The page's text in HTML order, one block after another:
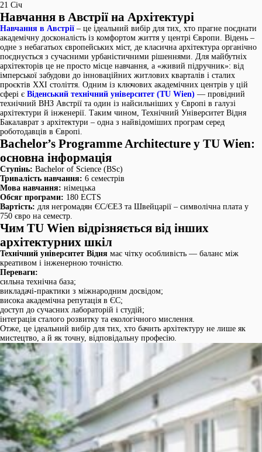
21 Січ
Навчання в Австрії на Архітектурі
Навчання в Австрії – це ідеальний вибір для тих, хто прагне поєднати
академічну досконалість із комфортом життя у центрі Європи. Відень –
одне з небагатьох європейських міст, де класична архітектура органічно
поєднується з сучасними урбаністичними рішеннями. Для майбутніх
архітекторів це не просто місце навчання, а «живий підручник»: від
імперської забудови до інноваційних житлових кварталів і сталих
проєктів XXI століття. Одним із ключових академічних центрів у цій
сфері є Віденський технічний університет (TU Wien) — провідний
технічний ВНЗ Австрії та один із найсильніших у Європі в галузі
архітектури й інженерії. Таким чином, Технічний Університет Відня
Бакалаврат з архітектури – одна з найвідоміших програм серед
роботодавців в Європі.
Bachelor’s Programme Architecture у TU Wien:
основна інформація
Ступінь: Bachelor of Science (BSc)
Тривалість навчання: 6 семестрів
Мова навчання: німецька
Обсяг програми: 180 ECTS
Вартість: для негромадян ЄС/ЄЕЗ та Швейцарії – символічна плата у
750 євро на семестр.
Чим TU Wien відрізняється від інших
архітектурних шкіл
Технічний університет Відня має чітку особливість — баланс між
креативом і інженерною точністю.
Переваги:
сильна технічна база;
викладачі-практики з міжнародним досвідом;
висока академічна репутація в ЄС;
доступ до сучасних лабораторій і студій;
інтеграція сталого розвитку та екологічного мислення.
Отже, це ідеальний вибір для тих, хто бачить архітектуру не лише як
мистецтво, а й як точну, відповідальну професію.